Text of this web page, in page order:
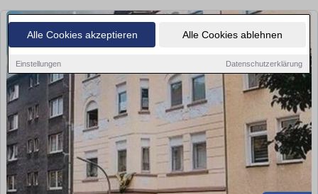
Alle Cookies akzeptieren Alle Cookies ablehnen
Einstellungen Datenschutzerklärung